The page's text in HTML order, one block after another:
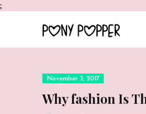
;
Posted
November 3, 2017
Why fashion Is